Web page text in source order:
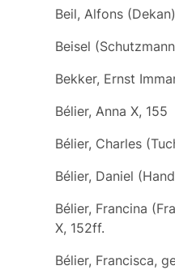
Beil, Alfons
Beisel
Bekker, Ernst
Bélier, Anna X, 155
Bélier, Charles
Bélier, Daniel
Bélier, Francina
X, 152ff.
Bélier, Francisca,